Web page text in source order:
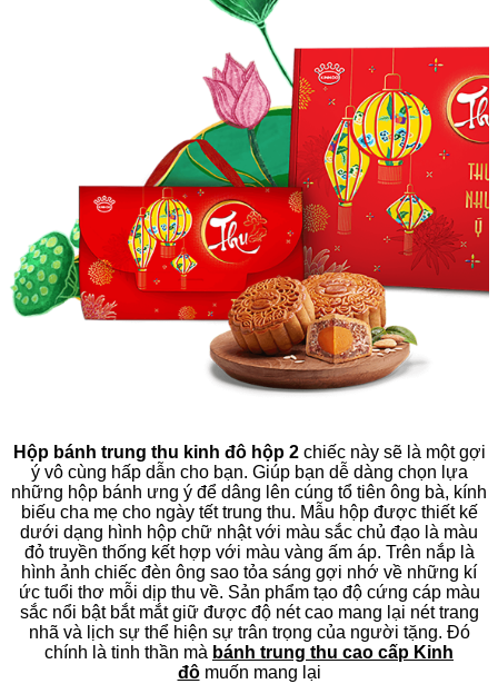
Hộp bánh trung thu kinh đô hộp 2chiếc này sẽ là một gợi
ý vô cùng hấp dẫn cho bạn. Giúp bạn dễ dàng chọn lựa
những hộp bánh ưng ý để dâng lên cúng tổ tiên ông bà, kính
biếu cha mẹ cho ngày tết trung thu. Mẫu hộp được thiết kế
dưới dạng hình hộp chữ nhật với màu sắc chủ đạo là màu
đỏ truyền thống kết hợp với màu vàng ấm áp. Trên nắp là
hình ảnh chiếc đèn ông sao tỏa sáng gợi nhớ về những kí
ức tuổi thơ mỗi dịp thu về. Sản phẩm tạo độ cứng cáp màu
sắc nổi bật bắt mắt giữ được độ nét cao mang lại nét trang
nhã và lịch sự thể hiện sự trân trọng của người tặng. Đó
chính là tinh thần mà bánh trung thu cao cấp Kinh
đômuốn mang lại